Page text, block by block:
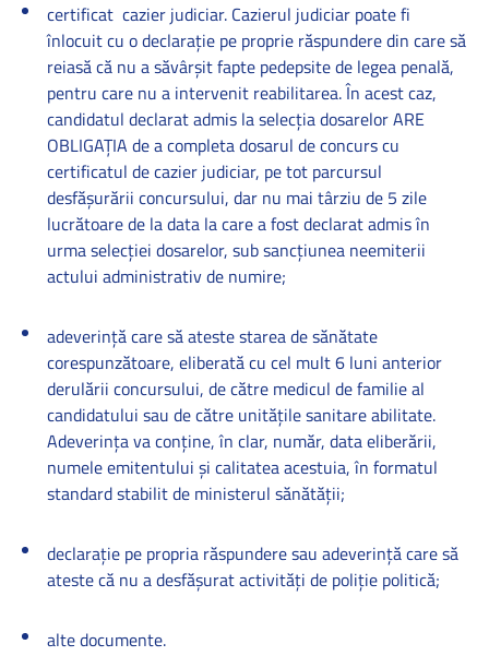
certificat cazier judiciar. Cazierul judiciar poate fi
înlocuit cu o declaraţie pe proprie răspundere din care să
reiasă că nu a săvârşit fapte pedepsite de legea penală,
pentru care nu a intervenit reabilitarea. În acest caz,
candidatul declarat admis la selecţia dosarelor ARE
OBLIGAŢIA de a completa dosarul de concurs cu
certificatul de cazier judiciar, pe tot parcursul
desfăşurării concursului, dar nu mai târziu de 5 zile
lucrătoare de la data la care a fost declarat admis în
urma selecţiei dosarelor, sub sancţiunea neemiterii
actului administrativ de numire;
adeverinţă care să ateste starea de sănătate
corespunzătoare, eliberată cu cel mult 6 luni anterior
derulării concursului, de către medicul de familie al
candidatului sau de către unităţile sanitare abilitate.
Adeverinţa va conţine, în clar, număr, data eliberării,
numele emitentului şi calitatea acestuia, în formatul
standard stabilit de ministerul sănătăţii;
declaraţie pe propria răspundere sau adeverinţă care să
ateste că nu a desfăşurat activităţi de poliţie politică;
alte documente.